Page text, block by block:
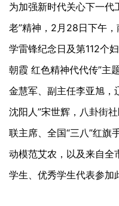
为加强新时代关心下一代
老”精神，2月28日下午
学雷锋纪念日及第112个
朝霞 红色精神代代传”主
金慧军、副主任李亚旭，
沈阳人”宋世辉，八卦街
联主席、全国“三八”红旗
动模范艾农，以及来自
学生、优秀学生代表参加